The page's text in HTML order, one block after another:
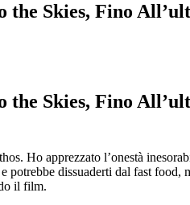
Skies, Fino
Skies, Fino
Ho apprezzato l’onestà
dissuaderti dal fast food,
il film.